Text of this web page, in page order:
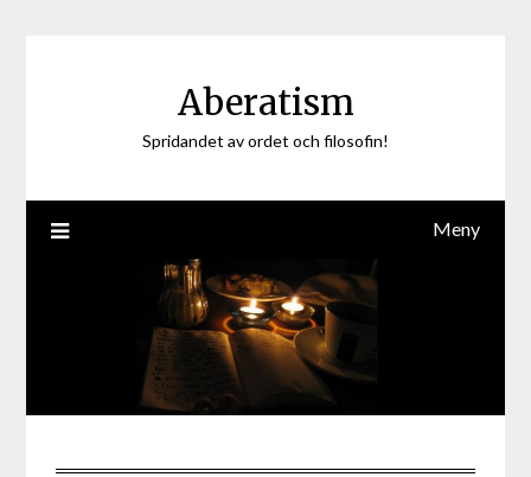
Aberatism
Spridandet av ordet och filosofin!
Meny